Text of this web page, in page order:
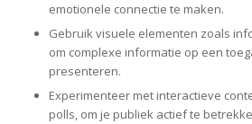
emotionele connectie te maken.
Gebruik visuele elementen zoals
om complexe informatie op een
presenteren.
Experimenteer met interactieve
polls, om je publiek actief te